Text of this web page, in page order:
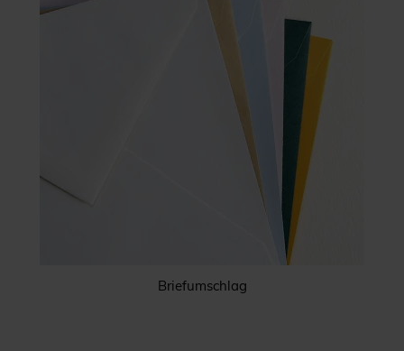
Briefumschlag